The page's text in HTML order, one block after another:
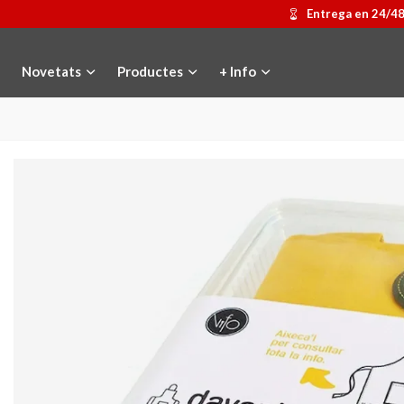
Entrega en 24/
Novetats Productes + Info
Afegir a la cistella
Medalla commemorativa Gaudí
Triar
Motxilla Stivibags